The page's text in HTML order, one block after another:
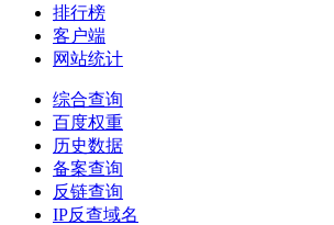
排行榜
客户端
网站统计
综合查询
百度权重
历史数据
备案查询
反链查询
IP反查域名